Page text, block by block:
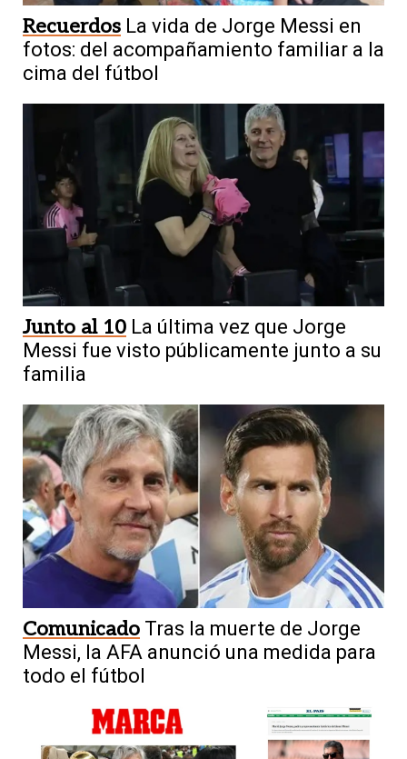
Recuerdos La vida de Jorge Messi en
fotos: del acompañamiento familiar a la
cima del fútbol
Junto al 10 La última vez que Jorge
Messi fue visto públicamente junto a su
familia
Comunicado Tras la muerte de Jorge
Messi, la AFA anunció una medida para
todo el fútbol